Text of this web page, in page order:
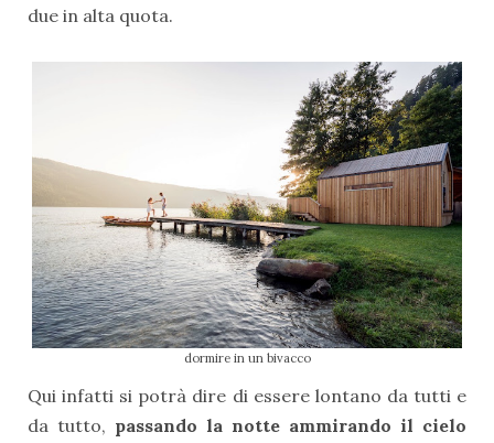
due in alta quota.
dormire in un bivacco
Qui infatti si potrà dire di essere lontano da tutti e
da tutto, passando la notte ammirando il cielo